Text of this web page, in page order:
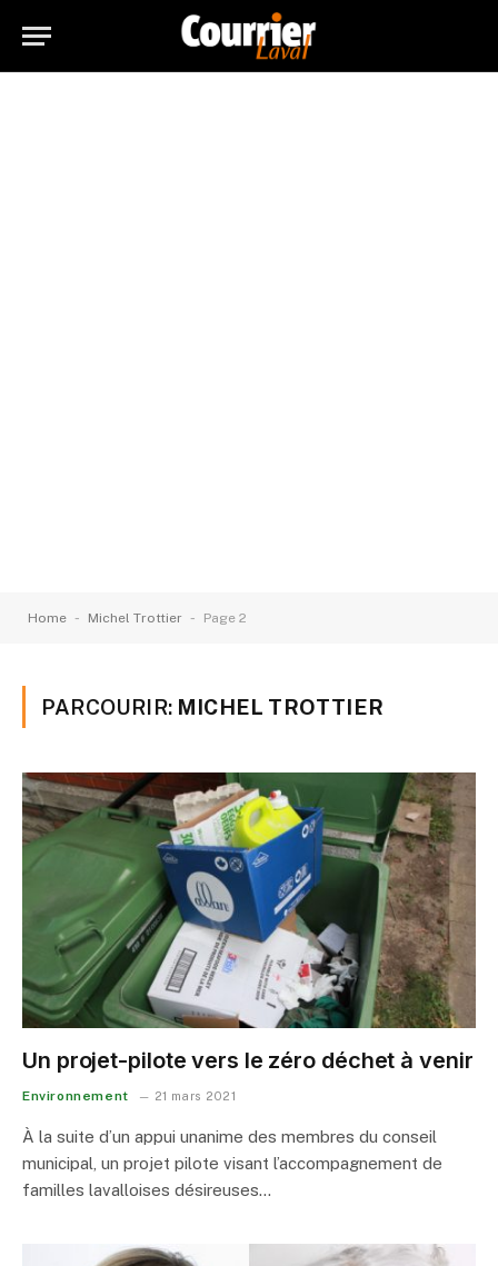
Home - Michel Trottier - Page 2
PARCOURIR: MICHEL TROTTIER
Un projet-pilote vers le zéro déchet à venir
Environnement 21 mars 2021
À la suite d’un appui unanime des membres du conseil
municipal, un projet pilote visant l’accompagnement de
familles lavalloises désireuses…